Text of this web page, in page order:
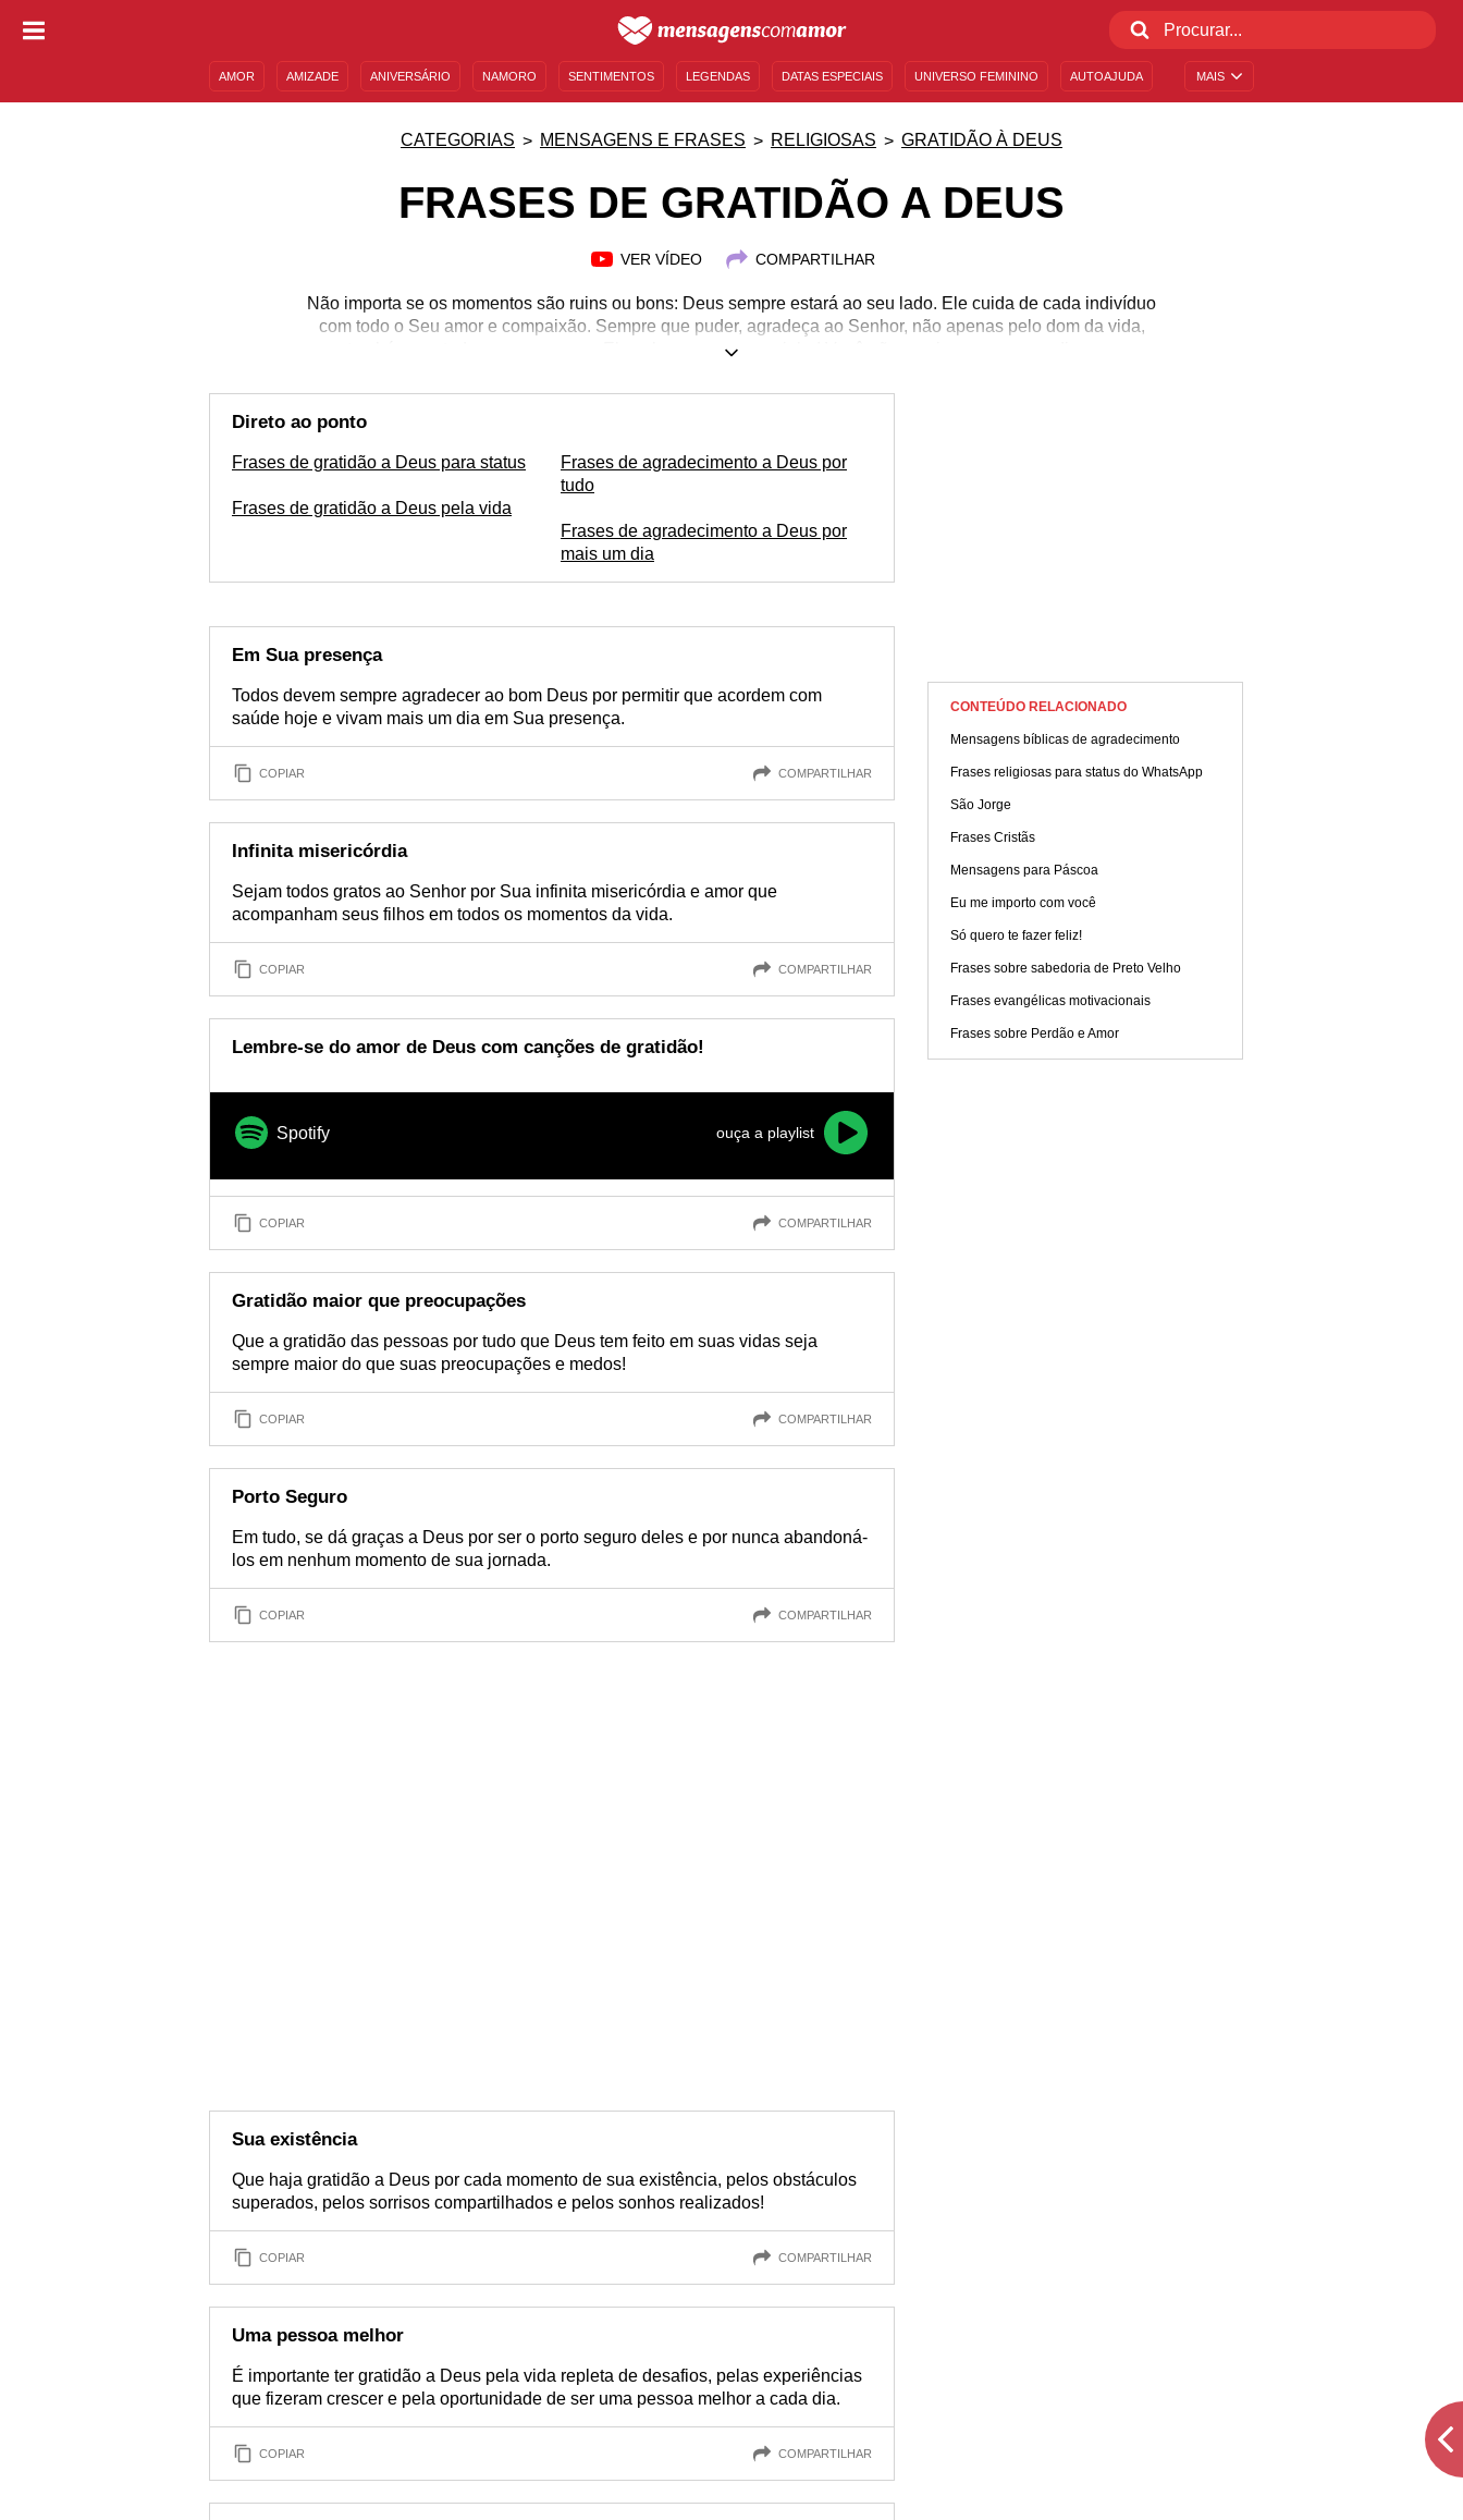
MAIS
AMOR AMIZADE ANIVERSÁRIO NAMORO SENTIMENTOS LEGENDAS DATAS ESPECIAIS UNIVERSO FEMININO AUTOAJUDA
CATEGORIAS MENSAGENS E FRASES RELIGIOSAS GRATIDÃO À DEUS
FRASES DE GRATIDÃO A DEUS
VER VÍDEO COMPARTILHAR
Não importa se os momentos são ruins ou bons: Deus sempre estará ao seu lado. Ele cuida de cada indivíduo
com todo o Seu amor e compaixão. Sempre que puder, agradeça ao Senhor, não apenas pelo dom da vida,
como também por todas as graças que Ele coloca em seu caminho! Você não precisa esperar um dia em que as
agradecer! Lembre-se de que Ele está ao seu lado quando a situação se complica também. Por isso, fortaleça a
Direto ao ponto
Frases de gratidão a Deus para status
Frases de gratidão a Deus pela vida
Frases de agradecimento a Deus por
tudo
Frases de agradecimento a Deus por
mais um dia
Em Sua presença
Todos devem sempre agradecer ao bom Deus por permitir que acordem com
saúde hoje e vivam mais um dia em Sua presença.
COPIAR COMPARTILHAR
Infinita misericórdia
Sejam todos gratos ao Senhor por Sua infinita misericórdia e amor que
acompanham seus filhos em todos os momentos da vida.
COPIAR COMPARTILHAR
Lembre-se do amor de Deus com canções de gratidão!
Spotify ouça a playlist
COPIAR COMPARTILHAR
Gratidão maior que preocupações
Que a gratidão das pessoas por tudo que Deus tem feito em suas vidas seja
sempre maior do que suas preocupações e medos!
COPIAR COMPARTILHAR
Porto Seguro
Em tudo, se dá graças a Deus por ser o porto seguro deles e por nunca abandoná-
los em nenhum momento de sua jornada.
COPIAR COMPARTILHAR
Sua existência
Que haja gratidão a Deus por cada momento de sua existência, pelos obstáculos
superados, pelos sorrisos compartilhados e pelos sonhos realizados!
COPIAR COMPARTILHAR
Uma pessoa melhor
É importante ter gratidão a Deus pela vida repleta de desafios, pelas experiências
que fizeram crescer e pela oportunidade de ser uma pessoa melhor a cada dia.
COPIAR COMPARTILHAR
CONTEÚDO RELACIONADO
Mensagens bíblicas de agradecimento
Frases religiosas para status do WhatsApp
São Jorge
Frases Cristãs
Mensagens para Páscoa
Eu me importo com você
Só quero te fazer feliz!
Frases sobre sabedoria de Preto Velho
Frases evangélicas motivacionais
Frases sobre Perdão e Amor